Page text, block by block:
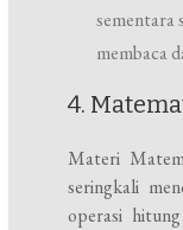
sementara
membaca
4.
Materi
seringkali
operasi